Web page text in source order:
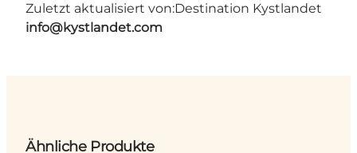
Zuletzt aktualisiert von:Destination Kystlandet
info@kystlandet.com
Ähnliche Produkte